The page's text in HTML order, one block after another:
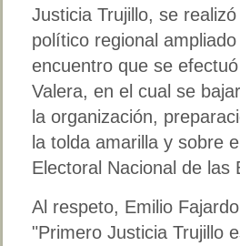
Justicia Trujillo, se
político regional
encuentro que se
Valera, en el cual se
la organización,
la tolda amarilla y sobre
Electoral Nacional de las
Al respeto, Emilio
"Primero Justicia Trujillo